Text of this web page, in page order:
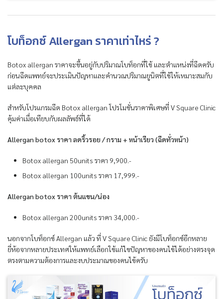
โบท็อกซ์ Allergan ราคาเท่าไหร่ ?
Botox allergan ราคาจะขึ้นอยู่กับปริมาณโบท็อกที่ใช้ และตำแหน่งที่ฉีดครับ
ก่อนฉีดแพทย์จะประเมินปัญหาและคำนวณปริมาณยูนิตที่ใช้ให้เหมาะสมกับ
แต่ละบุคคล
สำหรับโปรแกรมฉีด Botox allergan โปรโมชั่นราคาพิเศษที่ V Square Clinic
คุ้มค่าเมื่อเทียบกับผลลัพธ์ที่ได้
Allergan botox ราคา ลดริ้วรอย / กราม + หน้าเรียว (ฉีดทั่วหน้า)
Botox allergan 50units ราคา 9,900.-
Botox allergan 100units ราคา 17,999.-
Allergan botox ราคา ต้นแขน/น่อง
Botox allergan 200units ราคา 34,000.-
นอกจากโบท็อกซ์ Allergan แล้ว ที่ V Square Clinic ยังมีโบท็อกซ์อีกหลาย
ยี่ห้อจากหลายประเทศให้แพทย์เลือกใช้แก้ไขปัญหาของคนไข้ได้อย่างตรงจุด
ตรงตามความต้องการและงบประมาณของคนไข้ครับ